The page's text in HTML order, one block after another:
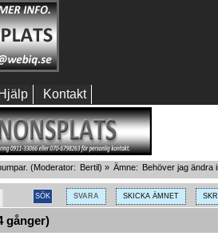
Hjälp Kontakt
(Moderator: Bertil) » Ämne: Behöver jag ändra
SVARA SKICKA ÄMNET
gånger)